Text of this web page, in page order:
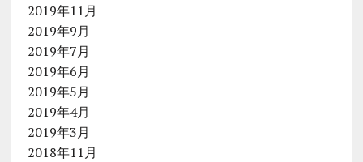
2019年11月
2019年9月
2019年7月
2019年6月
2019年5月
2019年4月
2019年3月
2018年11月